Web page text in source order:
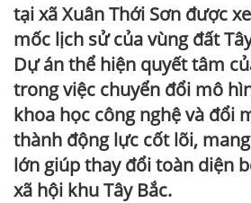
tại xã Xuân Thới Sơn được
mốc lịch sử của vùng đất
Dự án thể hiện quyết tâm
trong việc chuyển đổi mô
khoa học công nghệ và đổi
thành động lực cốt lõi,
lớn giúp thay đổi toàn diện
xã hội khu Tây Bắc.